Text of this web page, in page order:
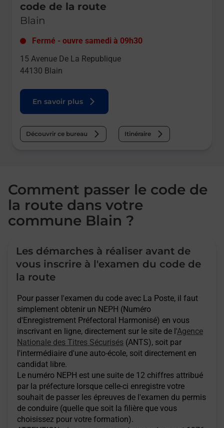
code de la route
Blain
Fermé - ouvre samedi à 09h30
15 Avenue De La Republique
44130 Blain
En savoir plus
Découvrir ce bureau Itinéraire
Comment passer le code de
la route dans votre
commune Blain ?
Les démarches à réaliser avant de
vous inscrire à l'examen du code de
la route
Pour passer l'examen du code avec La Poste, il faut
simplement obtenir un NEPH (Numéro
d'Enregistrement Préfectoral Harmonisé) en vous
inscrivant en ligne, directement sur le site de l'Agence
Nationale des Titres Sécurisés (ANTS), soit par
l'intermédiaire d'une auto-école, soit directement en
candidat libre.
Le numéro NEPH est une suite de 12 chiffres attribué
par la préfecture lorsque celle-ci enregistre votre
souhait de passer les épreuves de l'examen du permis
de conduire (quelle que soit la filière que vous
choisissez pour votre formation).